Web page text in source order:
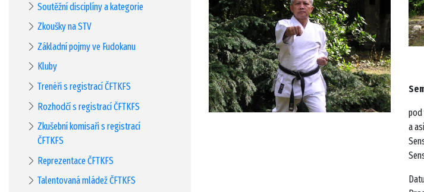
Soutěžní disciplíny a kategorie
Zkoušky na STV
Základní pojmy ve Fudokanu
Kluby
Trenéři s registrací ČFTKFS
Rozhodčí s registrací ČFTKFS
Zkušební komisaři s registrací
ČFTKFS
Reprezentace ČFTKFS
Talentovaná mládež ČFTKFS
pod
a